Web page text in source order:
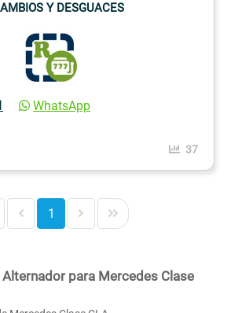
Y DESGUACES
WhatsApp
37
1
para Mercedes Clase